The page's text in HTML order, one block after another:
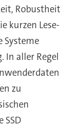
Robustheit
kurzen Lese-
Systeme
In aller Regel
zu
SSD